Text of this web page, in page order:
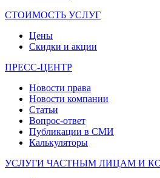
СТОИМОСТЬ УСЛУГ
Цены
Скидки и акции
ПРЕСС-ЦЕНТР
Новости права
Новости компании
Статьи
Вопрос-ответ
Публикации в СМИ
Калькуляторы
УСЛУГИ ЧАСТНЫМ ЛИЦАМ И